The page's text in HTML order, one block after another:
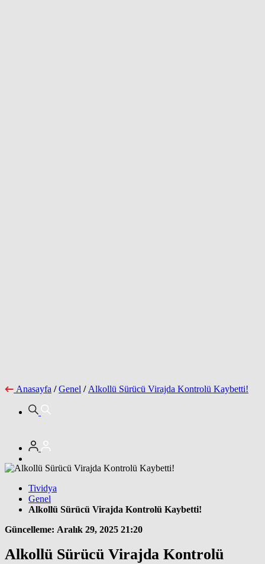
Anasayfa / Genel / Alkollü Sürücü Virajda Kontrolü Kaybetti!
Tividya
Genel
Alkollü Sürücü Virajda Kontrolü Kaybetti!
Güncelleme: Aralık 29, 2025 21:20
Alkollü Sürücü Virajda Kontrolü